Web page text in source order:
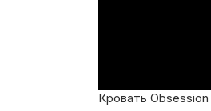
Кровать